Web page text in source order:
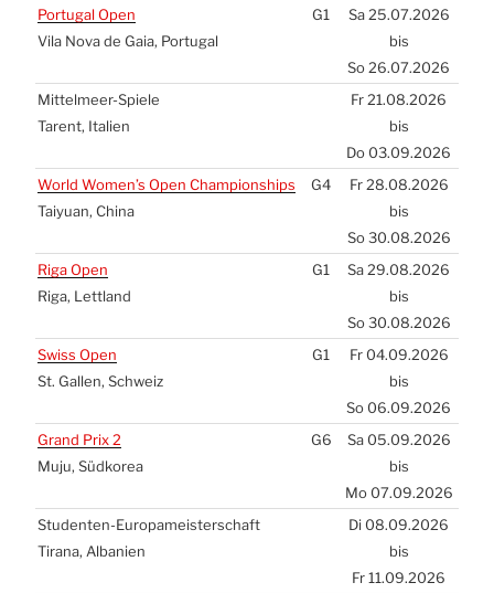
Por­tu­gal Open
Vila Nova de Gaia, Por­tu­gal
G1
Sa 25.07.2026
bis
So 26.07.2026
Mit­tel­meer-Spie­le
Tarent, Ita­li­en
Fr 21.08.2026
bis
Do 03.09.2026
World Women’s Open Cham­pion­ships
Tai­yu­an, Chi­na
G4
Fr 28.08.2026
bis
So 30.08.2026
Riga Open
Riga, Lett­land
G1
Sa 29.08.2026
bis
So 30.08.2026
Swiss Open
St. Gal­len, Schweiz
G1
Fr 04.09.2026
bis
So 06.09.2026
Grand Prix 2
Muju, Süd­ko­rea
G6
Sa 05.09.2026
bis
Mo 07.09.2026
Stu­den­ten-Euro­pa­meis­ter­schaft
Tira­na, Alba­ni­en
Di 08.09.2026
bis
Fr 11.09.2026